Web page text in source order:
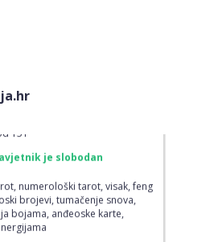
numerološki tarot, visak, feng
brojevi, tumačenje snova,
bojama, anđeoske karte,